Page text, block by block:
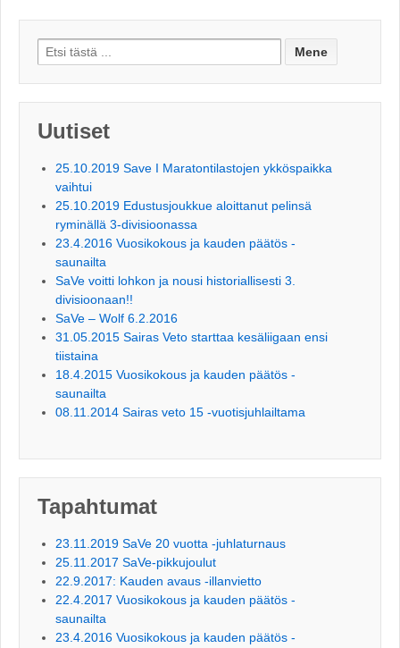
Search for:
Uutiset
25.10.2019 Save I Maratontilastojen ykköspaikka
vaihtui
25.10.2019 Edustusjoukkue aloittanut pelinsä
ryminällä 3-divisioonassa
23.4.2016 Vuosikokous ja kauden päätös -
saunailta
SaVe voitti lohkon ja nousi historiallisesti 3.
divisioonaan!!
SaVe – Wolf 6.2.2016
31.05.2015 Sairas Veto starttaa kesäliigaan ensi
tiistaina
18.4.2015 Vuosikokous ja kauden päätös -
saunailta
08.11.2014 Sairas veto 15 -vuotisjuhlailtama
Tapahtumat
23.11.2019 SaVe 20 vuotta -juhlaturnaus
25.11.2017 SaVe-pikkujoulut
22.9.2017: Kauden avaus -illanvietto
22.4.2017 Vuosikokous ja kauden päätös -
saunailta
23.4.2016 Vuosikokous ja kauden päätös -